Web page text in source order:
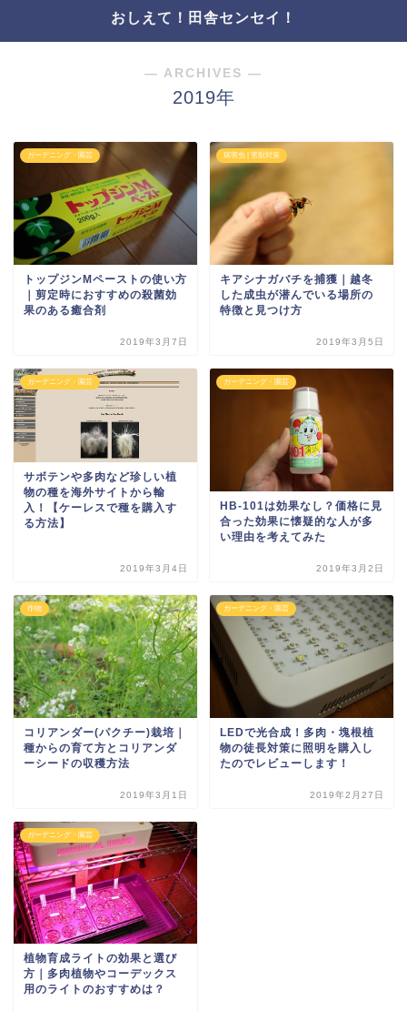
おしえて！田舎センセイ！
― ARCHIVES ―
2019年
ガーデニング・園芸
トップジンMペーストの使い方
｜剪定時におすすめの殺菌効
果のある癒合剤
2019年3月7日
病害虫 | 害獣対策
キアシナガバチを捕獲｜越冬
した成虫が潜んでいる場所の
特徴と見つけ方
2019年3月5日
ガーデニング・園芸
サボテンや多肉など珍しい植
物の種を海外サイトから輸
入！【ケーレスで種を購入す
る方法】
2019年3月4日
ガーデニング・園芸
HB-101は効果なし？価格に見
合った効果に懐疑的な人が多
い理由を考えてみた
2019年3月2日
作物
コリアンダー(パクチー)栽培｜
種からの育て方とコリアンダ
ーシードの収穫方法
2019年3月1日
ガーデニング・園芸
LEDで光合成！多肉・塊根植
物の徒長対策に照明を購入し
たのでレビューします！
2019年2月27日
ガーデニング・園芸
植物育成ライトの効果と選び
方｜多肉植物やコーデックス
用のライトのおすすめは？